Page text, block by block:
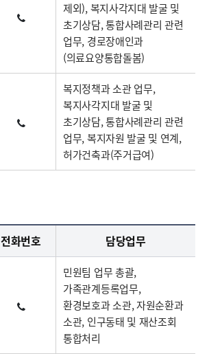
제외), 복지사각지대 발굴 및
초기상담, 통합사례관리 관련
업무, 경로장애인과
(의료요양통합돌봄)
복지정책과 소관 업무,
복지사각지대 발굴 및
초기상담, 통합사례관리 관련
업무, 복지자원 발굴 및 연계,
허가건축과(주거급여)
전화번호 담당업무
민원팀 업무 총괄,
가족관계등록업무,
환경보호과 소관, 자원순환과
소관, 인구동태 및 재산조회
통합처리